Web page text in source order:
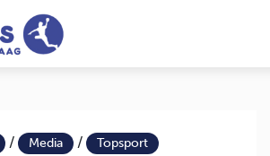
/ Media / Topsport